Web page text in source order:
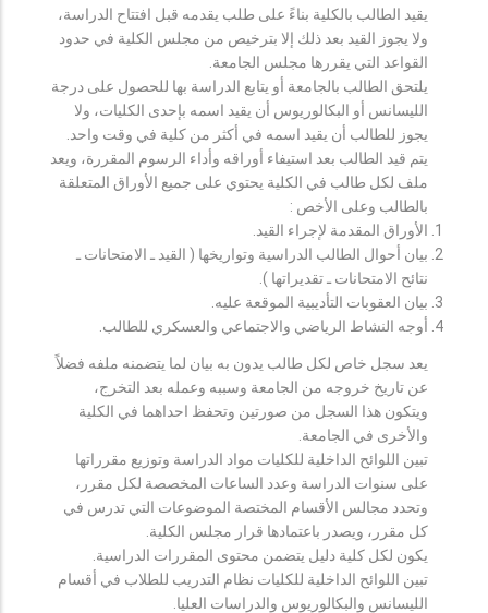
يقيد الطالب بالكلية بناءً على طلب يقدمه قبل افتتاح الدراسة،
ولا يجوز القيد بعد ذلك إلا بترخيص من مجلس الكلية في حدود
القواعد التي يقررها مجلس الجامعة.
يلتحق الطالب بالجامعة أو يتابع الدراسة بها للحصول على درجة
الليسانس أو البكالوريوس أن يقيد اسمه بإحدى الكليات، ولا
يجوز للطالب أن يقيد اسمه في أكثر من كلية في وقت واحد.
يتم قيد الطالب بعد استيفاء أوراقه وأداء الرسوم المقررة، ويعد
ملف لكل طالب في الكلية يحتوي على جميع الأوراق المتعلقة
بالطالب وعلى الأخص :
الأوراق المقدمة لإجراء القيد.
بيان أحوال الطالب الدراسية وتواريخها ( القيد ـ الامتحانات ـ
نتائح الامتحانات ـ تقديراتها ).
بيان العقوبات التأديبية الموقعة عليه.
أوجه النشاط الرياضي والاجتماعي والعسكري للطالب.
يعد سجل خاص لكل طالب يدون به بيان لما يتضمنه ملفه فضلاً
عن تاريخ خروجه من الجامعة وسببه وعمله بعد التخرج،
ويتكون هذا السجل من صورتين وتحفظ احداهما في الكلية
والأخرى في الجامعة.
تبين اللوائح الداخلية للكليات مواد الدراسة وتوزيع مقرراتها
على سنوات الدراسة وعدد الساعات المخصصة لكل مقرر،
وتحدد مجالس الأقسام المختصة الموضوعات التي تدرس في
كل مقرر، ويصدر باعتمادها قرار مجلس الكلية.
يكون لكل كلية دليل يتضمن محتوى المقررات الدراسية.
تبين اللوائح الداخلية للكليات نظام التدريب للطلاب في أقسام
الليسانس والبكالوريوس والدراسات العليا.